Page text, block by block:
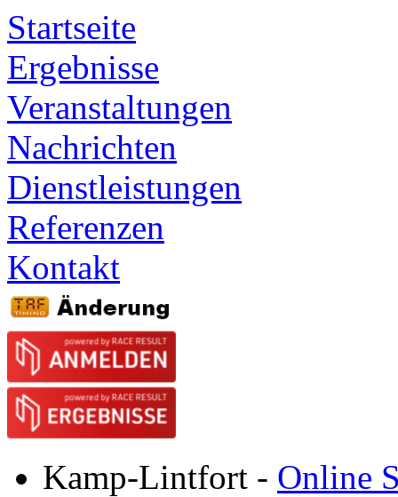
Startseite
Ergebnisse
Veranstaltungen
Nachrichten
Dienstleistungen
Referenzen
Kontakt
Kamp-Lintfort - Online